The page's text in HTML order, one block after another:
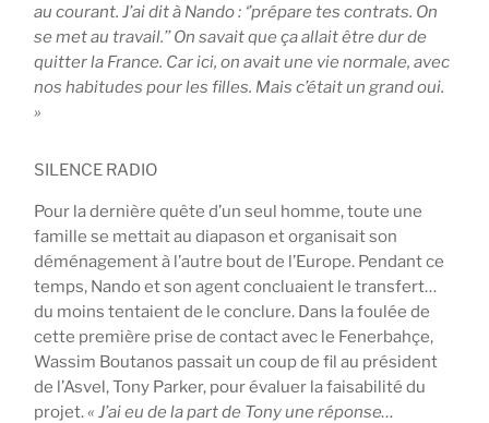
au courant. J’ai dit à Nando : ‘’prépare tes contrats. On
se met au travail.’’ On savait que ça allait être dur de
quitter la France. Car ici, on avait une vie normale, avec
nos habitudes pour les filles. Mais c’était un grand oui.
»
SILENCE RADIO
Pour la dernière quête d’un seul homme, toute une
famille se mettait au diapason et organisait son
déménagement à l’autre bout de l’Europe. Pendant ce
temps, Nando et son agent concluaient le transfert…
du moins tentaient de le conclure. Dans la foulée de
cette première prise de contact avec le Fenerbahçe,
Wassim Boutanos passait un coup de fil au président
de l’Asvel, Tony Parker, pour évaluer la faisabilité du
projet.« J’ai eu de la part de Tony une réponse…